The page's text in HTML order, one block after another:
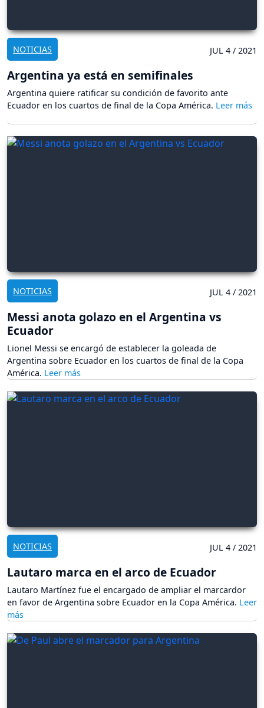
NOTICIAS JUL 4 / 2021
Argentina ya está en semifinales
Argentina quiere ratificar su condición de favorito ante
Ecuador en los cuartos de final de la Copa América.
NOTICIAS JUL 4 / 2021
Messi anota golazo en el Argentina vs
Ecuador
Lionel Messi se encargó de establecer la goleada de
Argentina sobre Ecuador en los cuartos de final de la Copa
América.
NOTICIAS JUL 4 / 2021
Lautaro marca en el arco de Ecuador
Lautaro Martínez fue el encargado de ampliar el marcardor
en favor de Argentina sobre Ecuador en la Copa América.